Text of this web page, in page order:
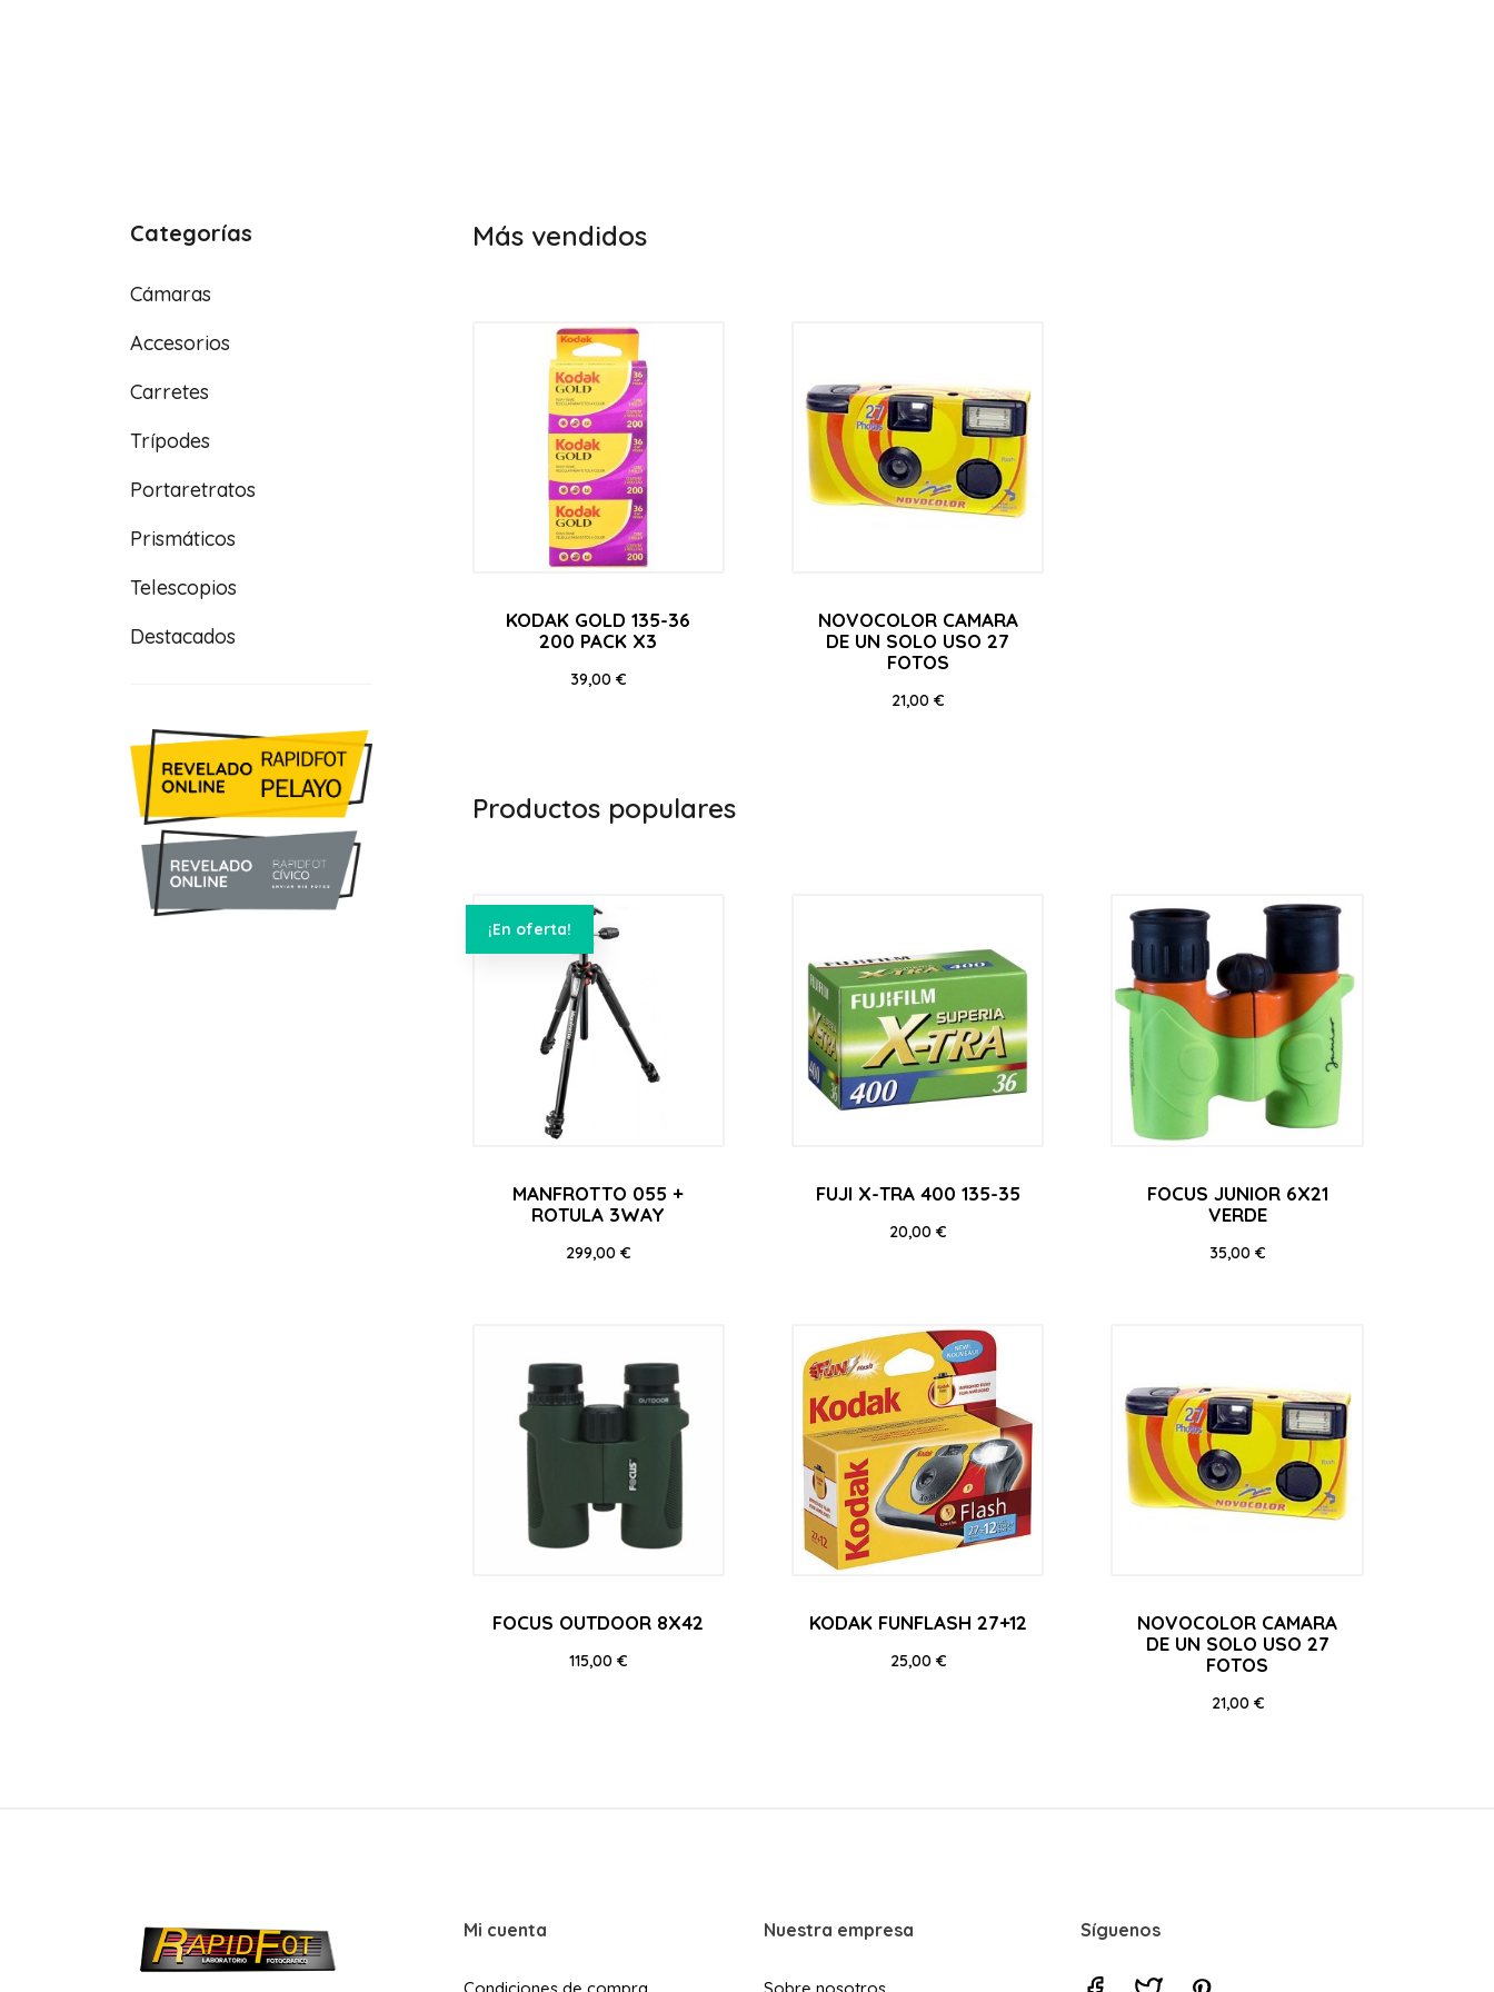
Categorías
Cámaras
Accesorios
Carretes
Trípodes
Portaretratos
Prismáticos
Telescopios
Destacados
Más vendidos
KODAK GOLD 135-36
200 PACK X3
Precio
39,00 €
NOVOCOLOR CAMARA
DE UN SOLO USO 27
FOTOS
Precio
21,00 €
Productos populares
MANFROTTO 055 +
ROTULA 3WAY
Precio
299,00 €
¡En oferta!
FUJI X-TRA 400 135-35
Precio
20,00 €
FOCUS JUNIOR 6X21
VERDE
Precio
35,00 €
FOCUS OUTDOOR 8X42
Precio
115,00 €
KODAK FUNFLASH 27+12
Precio
25,00 €
NOVOCOLOR CAMARA
DE UN SOLO USO 27
FOTOS
Precio
21,00 €
Mi cuenta Nuestra empresa Síguenos